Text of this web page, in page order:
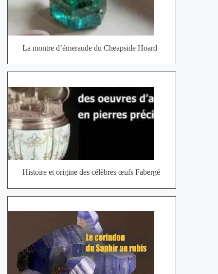
La montre d’émeraude du Cheapside Hoard
Histoire et origine des célèbres œufs Fabergé